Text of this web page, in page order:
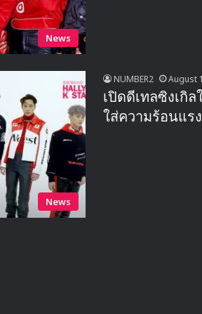
News
News
NUMBER2 August
เปิดดีเทลซิงเกิ
ใส่ความร้อนแรง